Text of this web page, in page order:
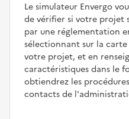
Le simulateur Envergo
de vérifier si votre projet
par une réglementation
sélectionnant sur la
votre projet, et en
caractéristiques dans le
obtiendrez les
contacts de